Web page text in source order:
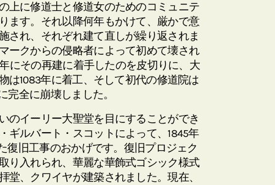
上に修道士と修道女のためのコミュニテ
ます。それ以降何年もかけて、厳かで意
され、それぞれ建て直しが繰り返されま
ークからの侵略者によって初めて壊され
にその再建に着手したのを皮切りに、大
は1083年に着工、そして初代の修道院は
完全に崩壊しました。
のイーリー大聖堂を目にすることができ
ギルバート・スコットによって、1845年
復旧工事のおかげです。復旧プロジェク
り入れられ、華麗な華飾式ゴシック様式
堂、クワイヤが建築されました。現在、